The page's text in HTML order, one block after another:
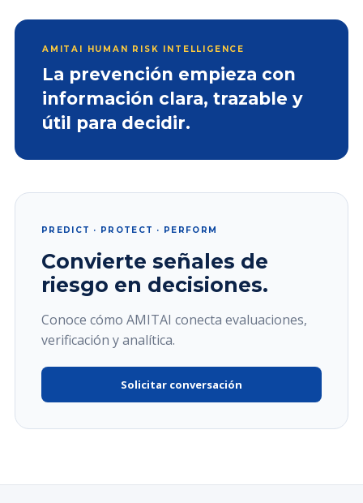
AMITAI HUMAN RISK INTELLIGENCE
La prevención empieza con
información clara, trazable y
útil para decidir.
PREDICT · PROTECT · PERFORM
Convierte señales de
riesgo en decisiones.
Conoce cómo AMITAI conecta evaluaciones,
verificación y analítica.
Solicitar conversación